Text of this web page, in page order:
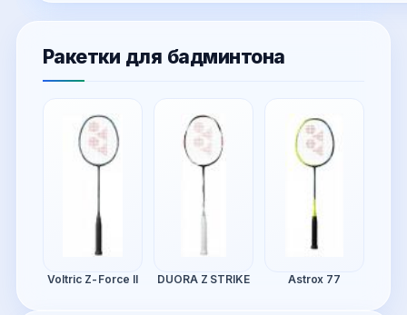
Ракетки для бадминтона
Voltric Z-Force II DUORA Z STRIKE Astrox 77